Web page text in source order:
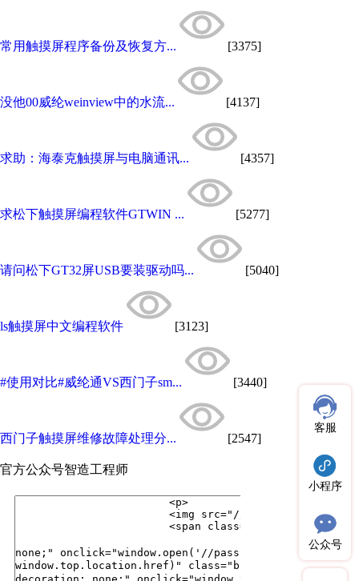
常用触摸屏程序备份及恢复方... [3375]
没他00威纶weinview中的水流... [4137]
求助：海泰克触摸屏与电脑通讯... [4357]
求松下触摸屏编程软件GTWIN ... [5277]
请问松下GT32屏USB要装驱动吗... [5040]
ls触摸屏中文编程软件 [3123]
#使用对比#威纶通VS西门子sm... [3440]
西门子触摸屏维修故障处理分... [2547]
官方公众号智造工程师
客服
小程序
公众号